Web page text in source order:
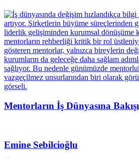
Mentorların İş Dünyasına Bakışı
Emine Sebilcioğlu